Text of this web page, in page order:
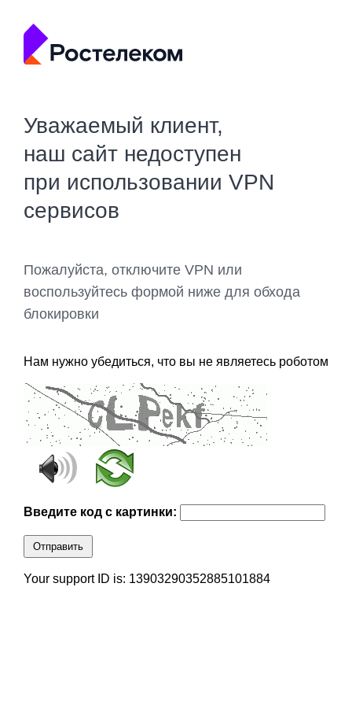
Уважаемый клиент,
наш сайт недоступен
при использовании VPN
сервисов
Пожалуйста, отключите VPN или
воспользуйтесь формой ниже для обхода
блокировки
Нам нужно убедиться, что вы не являетесь роботом
Введите код с картинки:
Отправить
Your support ID is: 13903290352885101884